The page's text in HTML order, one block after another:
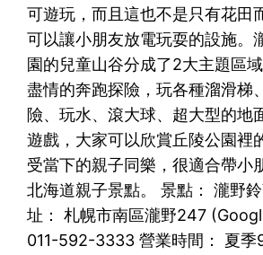
可遊玩，而且這也不是只有花田
可以讓小朋友放電玩耍的設施。
園的兒童山谷分成了2大主題區
盡情的奔跑探險，玩各種溜滑梯
險、玩水、滾大球、超大型的地
遊戲，大家可以欣賞丘陵公園裡
受當下的親子同樂，很適合帶小
北海道親子景點。 景點： 瀧野
址： 札幌市南區瀧野247
011-592-3333 營業時間： 夏